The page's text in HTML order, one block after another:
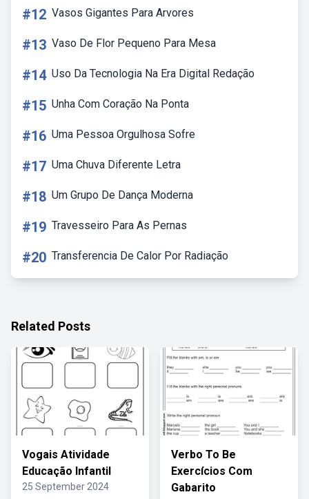
#12 Vasos Gigantes Para Arvores
#13 Vaso De Flor Pequeno Para Mesa
#14 Uso Da Tecnologia Na Era Digital Redação
#15 Unha Com Coração Na Ponta
#16 Uma Pessoa Orgulhosa Sofre
#17 Uma Chuva Diferente Letra
#18 Um Grupo De Dança Moderna
#19 Travesseiro Para As Pernas
#20 Transferencia De Calor Por Radiação
Related Posts
Vogais Atividade
Educação Infantil
25 September 2024
Verbo To Be
Exercícios Com
Gabarito